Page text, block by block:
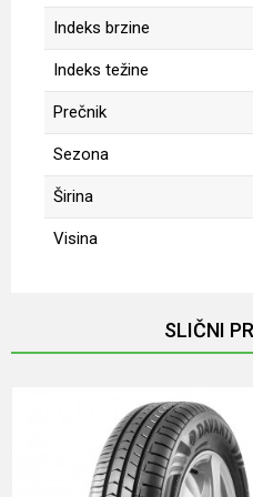
Indeks brzine
Indeks težine
Prečnik
Sezona
Širina
Visina
SLIČNI